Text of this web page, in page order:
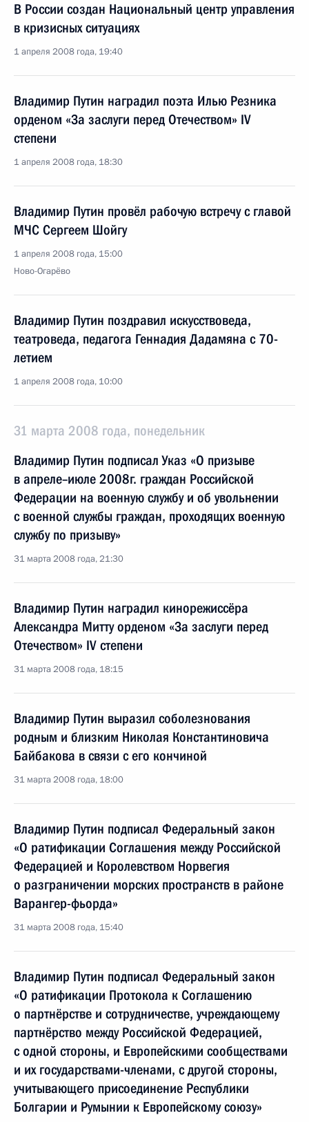
В России создан Национальный центр управления
в кризисных ситуациях
1 апреля 2008 года, 19:40
Владимир Путин наградил поэта Илью Резника
орденом «За заслуги перед Отечеством» IV
степени
1 апреля 2008 года, 18:30
Владимир Путин провёл рабочую встречу с главой
МЧС Сергеем Шойгу
1 апреля 2008 года, 15:00
Ново-Огарёво
Владимир Путин поздравил искусствоведа,
театроведа, педагога Геннадия Дадамяна с 70-
летием
1 апреля 2008 года, 10:00
31 марта 2008 года, понедельник
Владимир Путин подписал Указ «О призыве
в апреле–июле 2008г. граждан Российской
Федерации на военную службу и об увольнении
с военной службы граждан, проходящих военную
службу по призыву»
31 марта 2008 года, 21:30
Владимир Путин наградил кинорежиссёра
Александра Митту орденом «За заслуги перед
Отечеством» IV степени
31 марта 2008 года, 18:15
Владимир Путин выразил соболезнования
родным и близким Николая Константиновича
Байбакова в связи с его кончиной
31 марта 2008 года, 18:00
Владимир Путин подписал Федеральный закон
«О ратификации Соглашения между Российской
Федерацией и Королевством Норвегия
о разграничении морских пространств в районе
Варангер-фьорда»
31 марта 2008 года, 15:40
Владимир Путин подписал Федеральный закон
«О ратификации Протокола к Соглашению
о партнёрстве и сотрудничестве, учреждающему
партнёрство между Российской Федерацией,
с одной стороны, и Европейскими сообществами
и их государствами-членами, с другой стороны,
учитывающего присоединение Республики
Болгарии и Румынии к Европейскому союзу»